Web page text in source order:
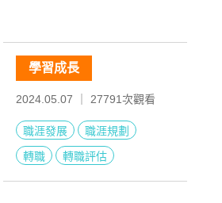
學習成長
2024.05.07 ｜ 27791次觀看
職涯發展
職涯規劃
轉職
轉職評估